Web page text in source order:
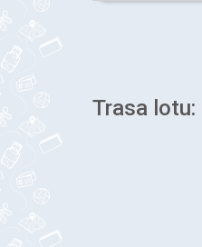
Trasa lotu: